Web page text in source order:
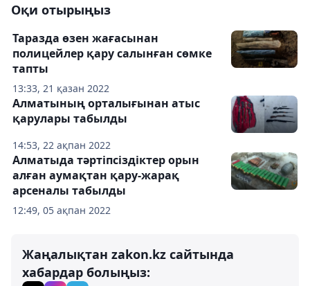
Оқи отырыңыз
13:33, 21 қазан 2022
Таразда өзен жағасынан
полицейлер қару салынған сөмке
тапты
14:53, 22 ақпан 2022
Алматының орталығынан атыс
қарулары табылды
12:49, 05 ақпан 2022
Алматыда тәртіпсіздіктер орын
алған аумақтан қару-жарақ
арсеналы табылды
Жаңалықтан zakon.kz сайтында
хабардар болыңыз: